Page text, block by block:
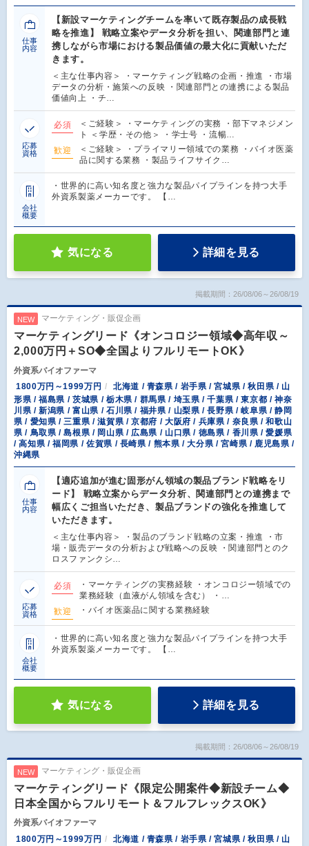
仕事
内容
【新設マーケティングチームを率いて既存製品の成長戦
略を推進】 戦略立案やデータ分析を担い、関連部門と連
携しながら市場における製品価値の最大化に貢献いただ
きます。
＜主な仕事内容＞ ・マーケティング戦略の企画・推進 ・市場
データの分析・施策への反映 ・関連部門との連携による製品
価値向上 ・チ…
応募
資格
必須
＜ご経験＞ ・マーケティングの実務 ・部下マネジメン
ト ＜学歴・その他＞ ・学士号 ・流暢…
歓迎
＜ご経験＞ ・プライマリー領域での業務 ・バイオ医薬
品に関する業務 ・製品ライフサイク…
会社
概要
・世界的に高い知名度と強力な製品パイプラインを持つ大手
外資系製薬メーカーです。 【…
気になる 詳細を見る
掲載期間：26/08/06～26/08/19
NEW マーケティング・販促企画
マーケティングリード《オンコロジー領域◆高年収～
2,000万円＋SO◆全国よりフルリモートOK》
外資系バイオファーマ
1800万円～1999万円
北海道 / 青森県 / 岩手県 / 宮城県 / 秋田県 / 山
形県 / 福島県 / 茨城県 / 栃木県 / 群馬県 / 埼玉県 / 千葉県 / 東京都 / 神奈
川県 / 新潟県 / 富山県 / 石川県 / 福井県 / 山梨県 / 長野県 / 岐阜県 / 静岡
県 / 愛知県 / 三重県 / 滋賀県 / 京都府 / 大阪府 / 兵庫県 / 奈良県 / 和歌山
県 / 鳥取県 / 島根県 / 岡山県 / 広島県 / 山口県 / 徳島県 / 香川県 / 愛媛県
/ 高知県 / 福岡県 / 佐賀県 / 長崎県 / 熊本県 / 大分県 / 宮崎県 / 鹿児島県 /
沖縄県
仕事
内容
【適応追加が進む固形がん領域の製品ブランド戦略をリ
ード】 戦略立案からデータ分析、関連部門との連携まで
幅広くご担当いただき、製品ブランドの強化を推進して
いただきます。
＜主な仕事内容＞ ・製品のブランド戦略の立案・推進 ・市
場・販売データの分析および戦略への反映 ・関連部門とのク
ロスファンクシ…
応募
資格
必須
・マーケティングの実務経験 ・オンコロジー領域での
業務経験（血液がん領域を含む） ・…
歓迎
・バイオ医薬品に関する業務経験
会社
概要
・世界的に高い知名度と強力な製品パイプラインを持つ大手
外資系製薬メーカーです。 【…
気になる 詳細を見る
掲載期間：26/08/06～26/08/19
NEW マーケティング・販促企画
マーケティングリード《限定公開案件◆新設チーム◆
日本全国からフルリモート＆フルフレックスOK》
外資系バイオファーマ
1800万円～1999万円
北海道 / 青森県 / 岩手県 / 宮城県 / 秋田県 / 山